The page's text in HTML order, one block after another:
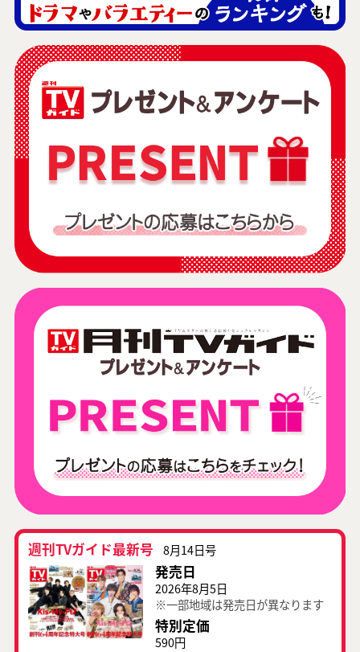
週刊TVガイド最新号 8月14日号
発売日
2026年8月5日
※一部地域は発売日が異なります
特別定価
590円